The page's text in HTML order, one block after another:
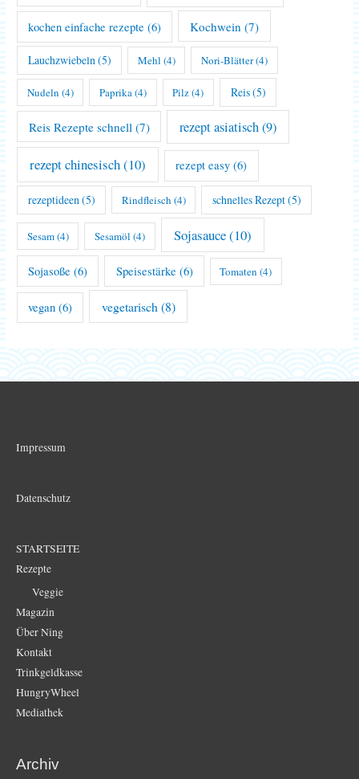
kochen einfache rezepte (6) Kochwein (7)
Lauchzwiebeln(5) Mehl (4) Nori-Blätter(4)
Nudeln (4) Paprika(4) Pilz(4) Reis(5)
Reis Rezepte schnell (7) rezept asiatisch(9)
rezept chinesisch(10) rezept easy (6)
rezeptideen (5) Rindfleisch (4) schnelles Rezept(5)
Sesam(4) Sesamöl (4) Sojasauce(10)
Sojasoße (6) Speisestärke (6) Tomaten (4)
vegan (6) vegetarisch (8)
Impressum
Datenschutz
STARTSEITE
Rezepte
Veggie
Magazin
Über Ning
Kontakt
Trinkgeldkasse
HungryWheel
Mediathek
Archiv